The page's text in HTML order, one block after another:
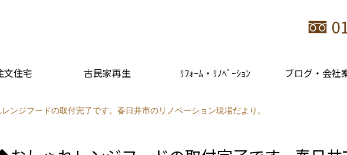
文住宅 古民家再生 ﾘﾌｫｰﾑ・ﾘﾉﾍﾞｰｼｮﾝ ブログ・会社
ンジフードの取付完了です。春日井市のリノベーション現場だより。